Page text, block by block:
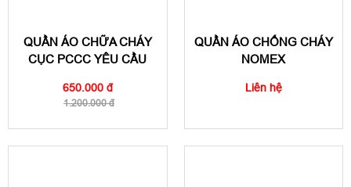
QUẦN ÁO CHỮA CHÁY
CỤC PCCC YÊU CẦU
650.000 đ
1.200.000 đ
QUẦN ÁO CHỐNG CHÁY
NOMEX
Liên hệ